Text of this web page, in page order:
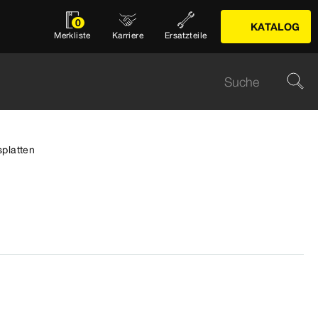
0
Merkliste Karriere Ersatzteile
KATALOG